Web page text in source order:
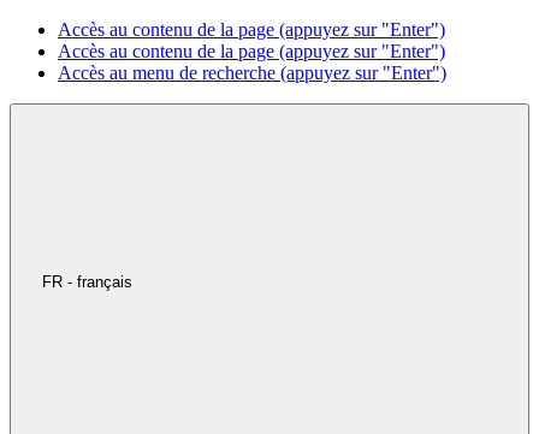
Accès au contenu de la page (appuyez sur "Enter")
Accès au contenu de la page (appuyez sur "Enter")
Accès au menu de recherche (appuyez sur "Enter")
FR - français